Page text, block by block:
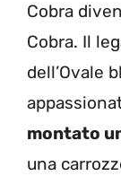
Cobra
Cobra. Il
dell’Ovale
montato
una